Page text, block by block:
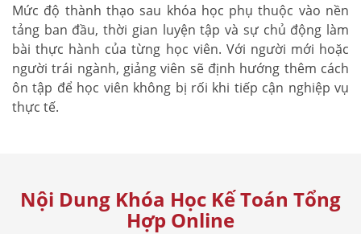
Mức độ thành thạo sau khóa học phụ thuộc vào nền
tảng ban đầu, thời gian luyện tập và sự chủ động làm
bài thực hành của từng học viên. Với người mới hoặc
người trái ngành, giảng viên sẽ định hướng thêm cách
ôn tập để học viên không bị rối khi tiếp cận nghiệp vụ
thực tế.
Nội Dung Khóa Học Kế Toán Tổng
Hợp Online